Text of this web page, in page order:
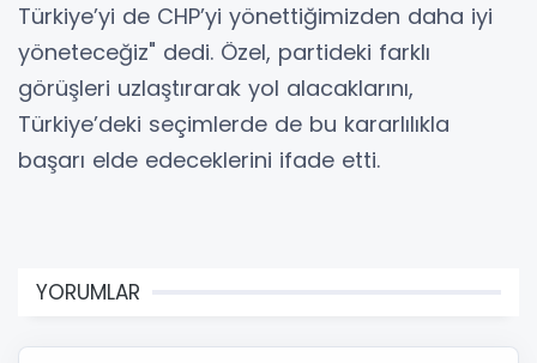
Türkiye’yi de CHP’yi yönettiğimizden daha iyi
yöneteceğiz" dedi. Özel, partideki farklı
görüşleri uzlaştırarak yol alacaklarını,
Türkiye’deki seçimlerde de bu kararlılıkla
başarı elde edeceklerini ifade etti.
YORUMLAR